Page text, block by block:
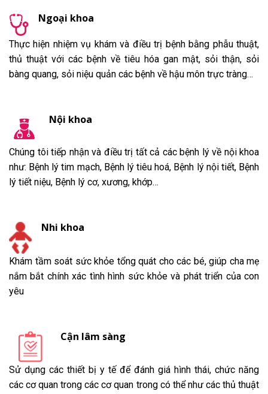
Ngoại khoa
Thực hiện nhiệm vụ khám và điều trị bệnh bằng phẫu thuật,
thủ thuật với các bệnh về tiêu hóa gan mật, sỏi thận, sỏi
bàng quang, sỏi niệu quản các bệnh về hậu môn trực tràng…
Nội khoa
Chúng tôi tiếp nhận và điều trị tất cả các bệnh lý về nội khoa
như: Bệnh lý tim mạch, Bệnh lý tiêu hoá, Bệnh lý nội tiết, Bệnh
lý tiết niệu, Bệnh lý cơ, xương, khớp…
Nhi khoa
Khám tầm soát sức khỏe tổng quát cho các bé, giúp cha mẹ
nắm bắt chính xác tình hình sức khỏe và phát triển của con
yêu
Cận lâm sàng
Sử dụng các thiết bị y tế để đánh giá hình thái, chức năng
các cơ quan trong các cơ quan trong có thể như các thủ thuật